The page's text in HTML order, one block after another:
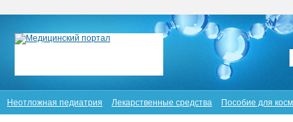
Неотложная педиатрия Лекарственные средства Пособие для